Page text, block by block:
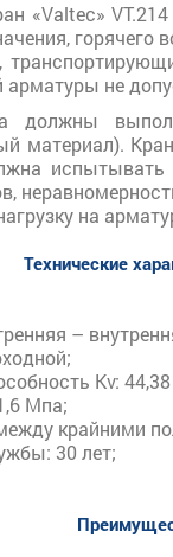
«Valtec»
арматуры не
должны
материал).
испытывать
на
Технические
–
Kv:
Мпа;
крайними
30 лет;